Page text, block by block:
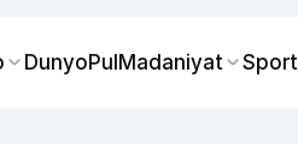
DunyoPulMadaniyat Sport